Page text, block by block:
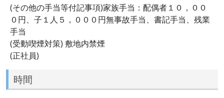
(その他の手当等付記事項)家族手当：配偶者１０，００
０円、子１人５，０００円無事故手当、書記手当、残業
手当
(受動喫煙対策) 敷地内禁煙
(正社員)
時間